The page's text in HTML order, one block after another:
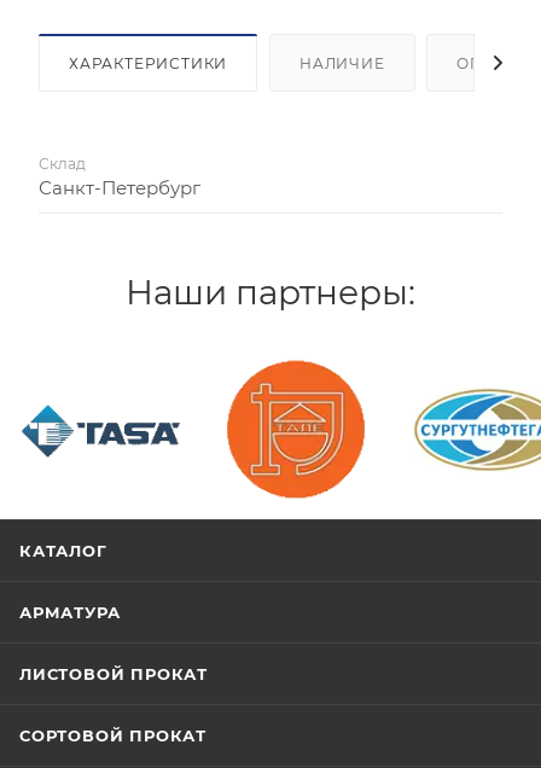
ХАРАКТЕРИСТИКИ НАЛИЧИЕ ОПЛАТА
Склад
Санкт-Петербург
Наши партнеры:
КАТАЛОГ
АРМАТУРА
ЛИСТОВОЙ ПРОКАТ
СОРТОВОЙ ПРОКАТ